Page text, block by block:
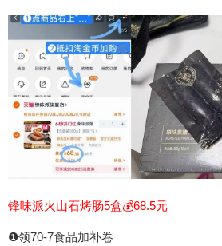
锋味派火山石烤肠5盒💰68.5元
❶领70-7食品加补卷